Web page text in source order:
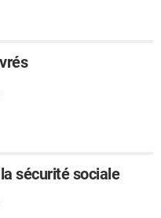
sécurité sociale